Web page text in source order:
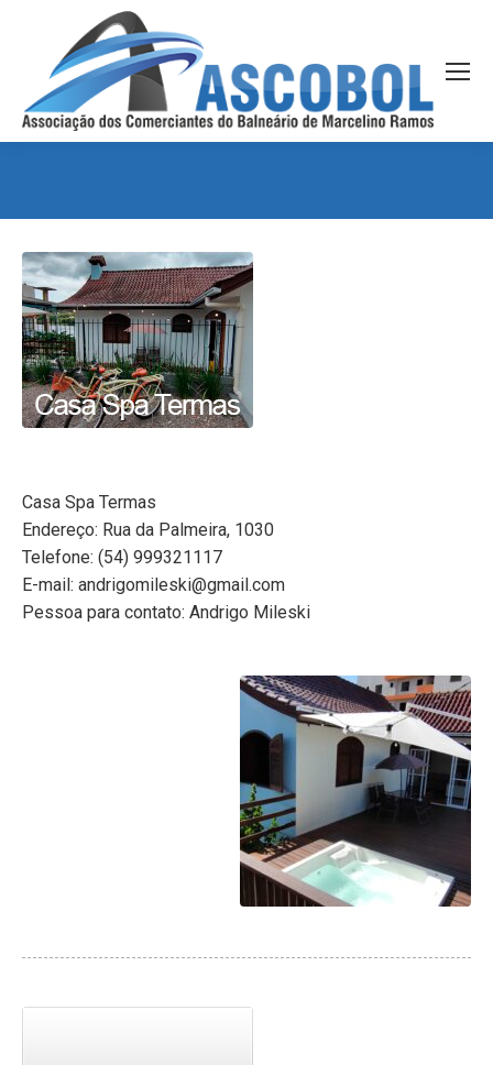
Casa Spa Termas
Endereço: Rua da Palmeira, 1030
Telefone: (54) 999321117
E-mail: andrigomileski@gmail.com
Pessoa para contato: Andrigo Mileski